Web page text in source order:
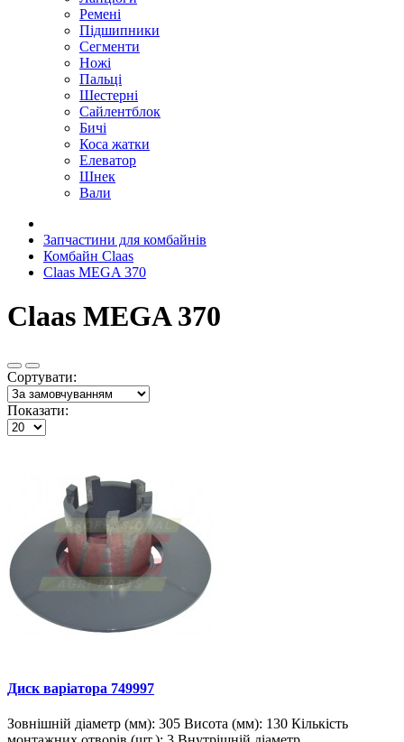
Ремені
Підшипники
Сегменти
Ножі
Пальці
Шестерні
Сайлентблок
Бичі
Коса жатки
Елеватор
Шнек
Вали
Запчастини для комбайнів
Комбайн Claas
Claas MEGA 370
Claas MEGA 370
Сортувати:
Показати:
Диск варіатора 749997
Зовнішній діаметр (мм): 305 Висота (мм): 130 Кількість